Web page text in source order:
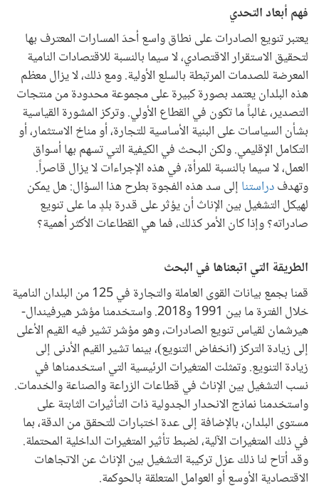
فهم أبعاد التحدي
يعتبر تنويع الصادرات على نطاق واسع أحدَ المسارات المعترف بها
لتحقيق الاستقرار الاقتصادي، لا سيما بالنسبة للاقتصادات النامية
المعرضة للصدمات المرتبطة بالسلع الأولية. ومع ذلك، لا يزال معظم
هذه البلدان يعتمد بصورة كبيرة على مجموعة محدودة من منتجات
التصدير، غالباً ما تكون في القطاع الأولي. وتركز المشورة القياسية
بشأن السياسات على البنية الأساسية للتجارة، أو مناخ الاستثمار، أو
التكامل الإقليمي. ولكن البحث في الكيفية التي تسهم بها أسواق
العمل، لا سيما بالنسبة للمرأة، في هذه الإجراءات لا يزال قاصراً.
وتهدفدراستنا إلى سد هذه الفجوة بطرح هذا السؤال: هل يمكن
لهيكل التشغيل بين الإناث أن يؤثر على قدرة بلدٍ ما على تنويع
صادراته؟ وإذا كان الأمر كذلك، فما هي القطاعات الأكثر أهمية؟
الطريقة التي اتبعناها في البحث
قمنا بجمع بيانات القوى العاملة والتجارة في 125 من البلدان النامية
خلال الفترة ما بين 1991 و2018. واستخدمنا مؤشر هيرفيندال-
هيرشمان لقياس تنويع الصادرات، وهو مؤشر تشير فيه القيم الأعلى
إلى زيادة التركز (انخفاض التنويع)، بينما تشير القيم الأدنى إلى
زيادة التنويع. وتمثلت المتغيرات الرئيسية التي استخدمناها في
نسب التشغيل بين الإناث في قطاعات الزراعة والصناعة والخدمات.
واستخدمنا نماذج الانحدار الجدولية ذات التأثيرات الثابتة على
مستوى البلدان، بالإضافة إلى عدة اختبارات للتحقق من الدقة، بما
في ذلك المتغيرات الآلية، لضبط تأثير المتغيرات الداخلية المحتملة.
وقد أتاح لنا ذلك عزل تركيبة التشغيل بين الإناث عن الاتجاهات
الاقتصادية الأوسع أو العوامل المتعلقة بالحوكمة.